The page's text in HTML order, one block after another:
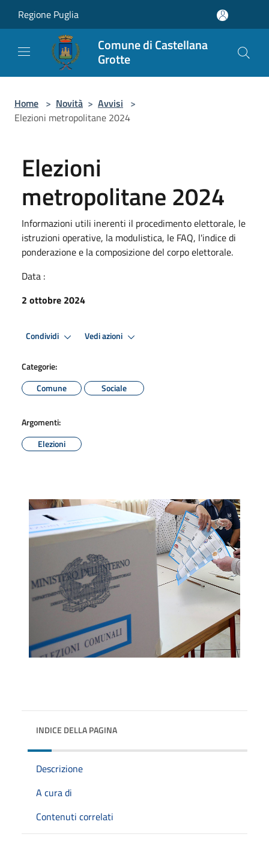
Regione Puglia
Comune di Castellana
Grotte
Home > Novità > Avvisi >
Elezioni metropolitane 2024
Elezioni
metropolitane 2024
Informazioni utili inerenti il procedimento elettorale, le
istruzioni operative, la modulistica, le FAQ, l'indice di
ponderazione e la composizione del corpo elettorale.
Data :
2 ottobre 2024
Condividi Vedi azioni
Categorie:
Comune
Sociale
Argomenti:
Elezioni
INDICE DELLA PAGINA
Descrizione
A cura di
Contenuti correlati